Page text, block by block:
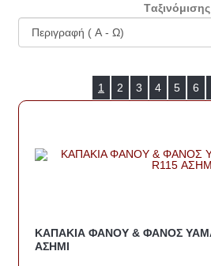
Tαξινόμισης
1 2 3 4 5 6
ΚΑΠΑΚΙΑ ΦΑΝΟΥ & ΦΑΝΟΣ
ΑΣΗΜΙ